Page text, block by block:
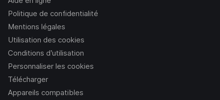
Politique de confidentialité
Mentions légales
Utilisation des cookies
Conditions d’utilisation
Personnaliser les cookies
Télécharger
Appareils compatibles